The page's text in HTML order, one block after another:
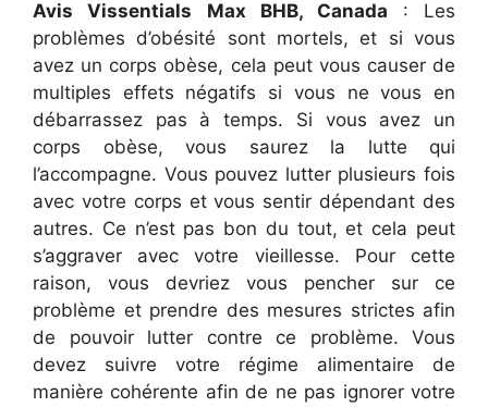
Avis Vissentials Max BHB, Canada : Les
problèmes d’obésité sont mortels, et si vous
avez un corps obèse, cela peut vous causer de
multiples effets négatifs si vous ne vous en
débarrassez pas à temps. Si vous avez un
corps obèse, vous saurez la lutte qui
l’accompagne. Vous pouvez lutter plusieurs fois
avec votre corps et vous sentir dépendant des
autres. Ce n’est pas bon du tout, et cela peut
s’aggraver avec votre vieillesse. Pour cette
raison, vous devriez vous pencher sur ce
problème et prendre des mesures strictes afin
de pouvoir lutter contre ce problème. Vous
devez suivre votre régime alimentaire de
manière cohérente afin de ne pas ignorer votre